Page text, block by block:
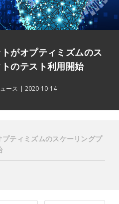
がオプティミズムのス
のテスト利用開始
ース 2020-10-14
ティミズムのスケーリングプ